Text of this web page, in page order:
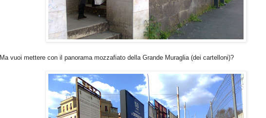
Ma vuoi mettere con il panorama mozzafiato della Grande Muraglia (dei cartelloni)?